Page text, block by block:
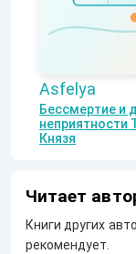
Asfelya
Бессмертие и
неприятности
Князя
Читает
Книги других
рекомендует.